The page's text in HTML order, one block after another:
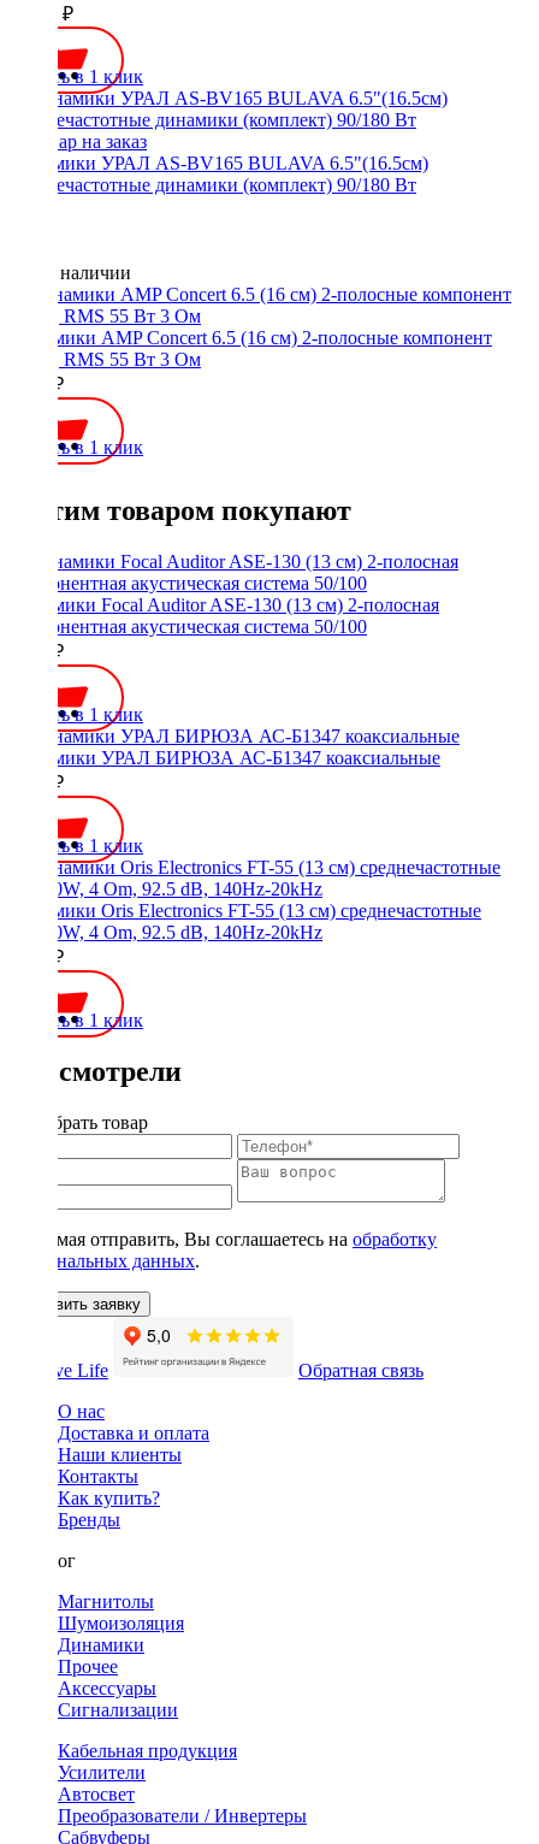
14990 ₽
Купить в 1 клик
Динамики УРАЛ AS-BV165 BULAVA 6.5"(16.5см)
среднечастотные динамики (комплект) 90/180 Вт
Нет в наличии
Динамики AMP Concert 6.5 (16 см) 2-полосные компонент
(2шт), RMS 55 Вт 3 Ом
5100 ₽
Купить в 1 клик
С этим товаром покупают
Динамики Focal Auditor ASE-130 (13 см) 2-полосная
компонентная акустическая система 50/100
8800 ₽
Купить в 1 клик
Динамики УРАЛ БИРЮЗА АС-Б1347 коаксиальные
2490 ₽
Купить в 1 клик
Динамики Oris Electronics FT-55 (13 см) среднечастотные
90/180W, 4 Om, 92.5 dB, 140Hz-20kHz
3300 ₽
Купить в 1 клик
Вы смотрели
Подобрать товар
Нажимая отправить, Вы соглашаетесь на обработку
персональных данных.
Оставить заявку
Обратная связь
О нас
Доставка и оплата
Наши клиенты
Контакты
Как купить?
Бренды
Каталог
Магнитолы
Шумоизоляция
Динамики
Прочее
Аксессуары
Сигнализации
Кабельная продукция
Усилители
Автосвет
Преобразователи / Инвертеры
Сабвуферы